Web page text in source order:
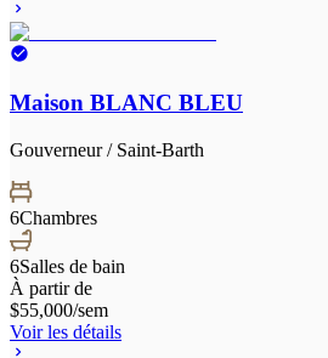
Maison BLANC BLEU
Gouverneur / Saint-Barth
6Chambres
6Salles de bain
À partir de
$55,000/sem
Voir les détails